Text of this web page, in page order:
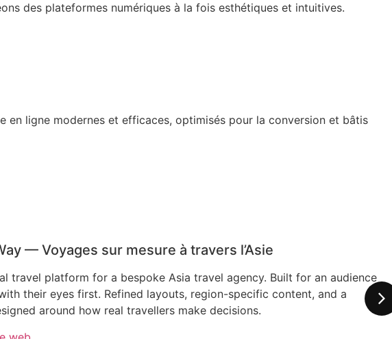
des plateformes numériques à la fois esthétiques et intuitives.
ligne modernes et efficaces, optimisés pour la conversion et bâtis
— Voyages sur mesure à travers l’Asie
travel platform for a bespoke Asia travel agency. Built for an audience
their eyes first. Refined layouts, region-specific content, and a
around how real travellers make decisions.